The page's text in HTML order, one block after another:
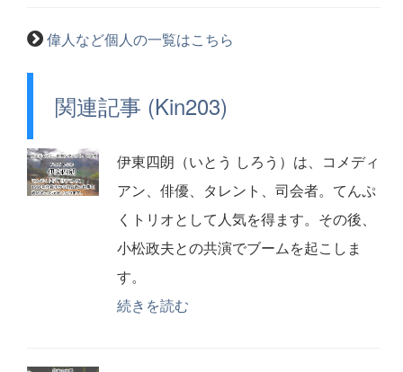
偉人など個人の一覧はこちら
関連記事 (Kin203)
伊東四朗（いとう しろう）は、コメディ
アン、俳優、タレント、司会者。てんぷ
くトリオとして人気を得ます。その後、
小松政夫との共演でブームを起こしま
す。
続きを読む